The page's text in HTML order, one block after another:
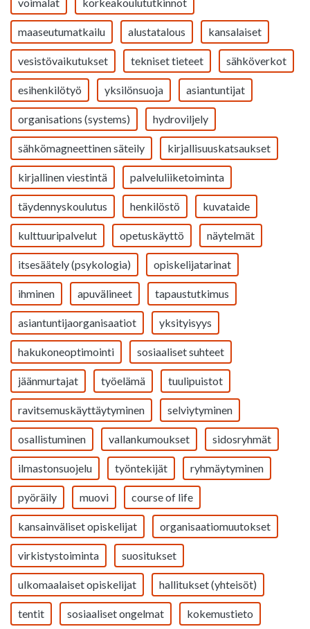
maaseutumatkailu alustatalous kansalaiset
vesistövaikutukset tekniset tieteet sähköverkot
esihenkilötyö yksilönsuoja asiantuntijat
organisations (systems) hydroviljely
sähkömagneettinen säteily kirjallisuuskatsaukset
kirjallinen viestintä palveluliiketoiminta
täydennyskoulutus henkilöstö kuvataide
kulttuuripalvelut opetuskäyttö näytelmät
itsesäätely (psykologia) opiskelijatarinat
ihminen apuvälineet tapaustutkimus
asiantuntijaorganisaatiot yksityisyys
hakukoneoptimointi sosiaaliset suhteet
jäänmurtajat työelämä tuulipuistot
ravitsemuskäyttäytyminen selviytyminen
osallistuminen vallankumoukset sidosryhmät
ilmastonsuojelu työntekijät ryhmäytyminen
pyöräily muovi course of life
kansainväliset opiskelijat organisaatiomuutokset
virkistystoiminta suositukset
ulkomaalaiset opiskelijat hallitukset (yhteisöt)
tentit sosiaaliset ongelmat kokemustieto